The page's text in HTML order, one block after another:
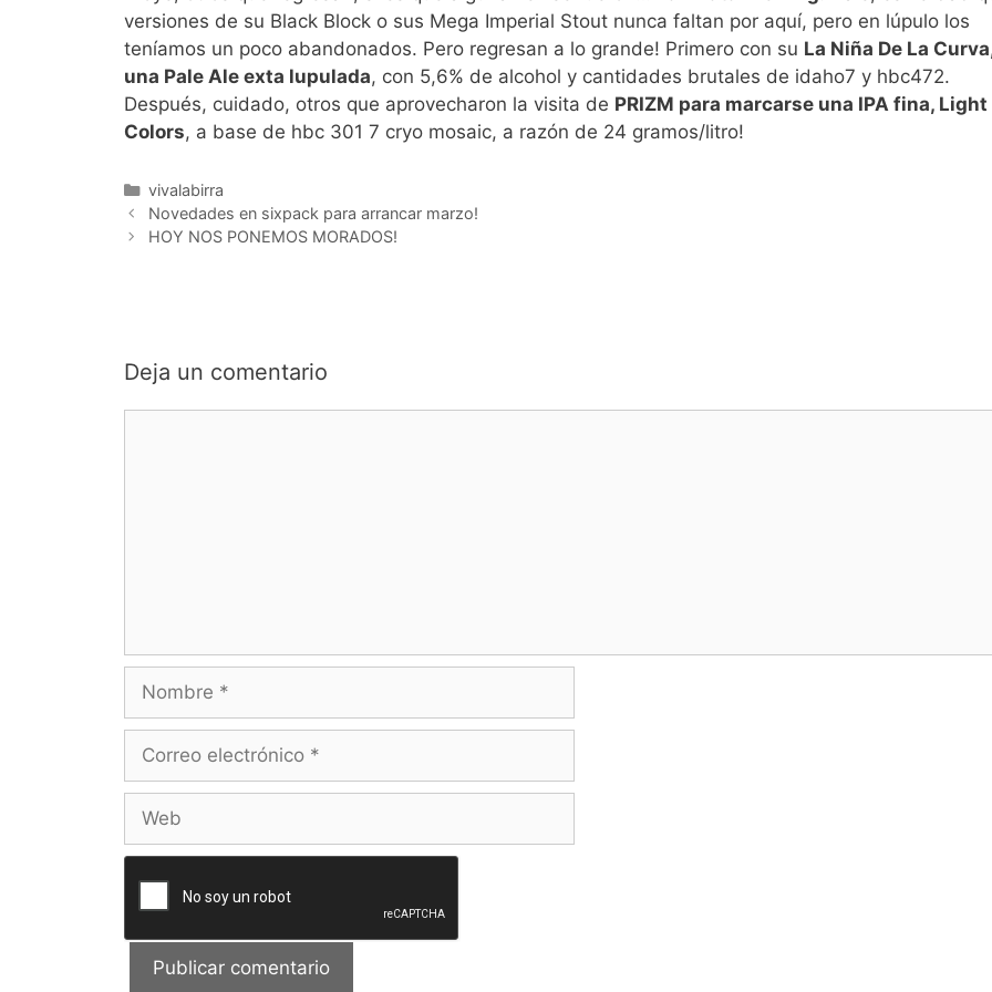
versiones de su Black Block o sus Mega Imperial Stout nunca faltan por aquí, pero en lúpulo los
teníamos un poco abandonados. Pero regresan a lo grande! Primero con su La Niña De La
una Pale Ale exta lupulada, con 5,6% de alcohol y cantidades brutales de idaho7 y hbc472.
Después, cuidado, otros que aprovecharon la visita de PRIZM para marcarse una IPA fina, Light
Colors, a base de hbc 301 7 cryo mosaic, a razón de 24 gramos/litro!
Categorías
vivalabirra
Novedades en sixpack para arrancar marzo!
HOY NOS PONEMOS MORADOS!
Deja un comentario
Nombre
Correo
Web